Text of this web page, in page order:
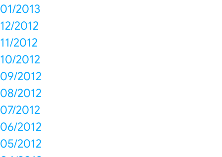
01/2013
12/2012
11/2012
10/2012
09/2012
08/2012
07/2012
06/2012
05/2012